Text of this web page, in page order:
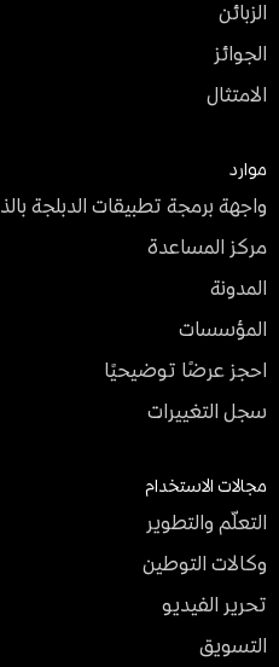
الزبائن
الجوائز
الامتثال
موارد
واجهة برمجة تطبيقات الدبلجة
مركز المساعدة
المدونة
المؤسسات
احجز عرضًا توضيحيًا
سجل التغييرات
مجالات الاستخدام
التعلّم والتطوير
وكالات التوطين
تحرير الفيديو
التسويق